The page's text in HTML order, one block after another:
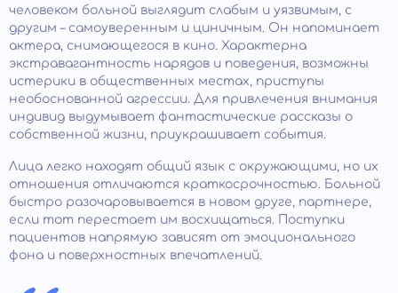
человеком больной выглядит слабым и уязвимым, с
другим – самоуверенным и циничным. Он напоминает
актера, снимающегося в кино. Характерна
экстравагантность нарядов и поведения, возможны
истерики в общественных местах, приступы
необоснованной агрессии. Для привлечения внимания
индивид выдумывает фантастические рассказы о
собственной жизни, приукрашивает события.
Лица легко находят общий язык с окружающими, но их
отношения отличаются краткосрочностью. Больной
быстро разочаровывается в новом друге, партнере,
если тот перестает им восхищаться. Поступки
пациентов напрямую зависят от эмоционального
фона и поверхностных впечатлений.